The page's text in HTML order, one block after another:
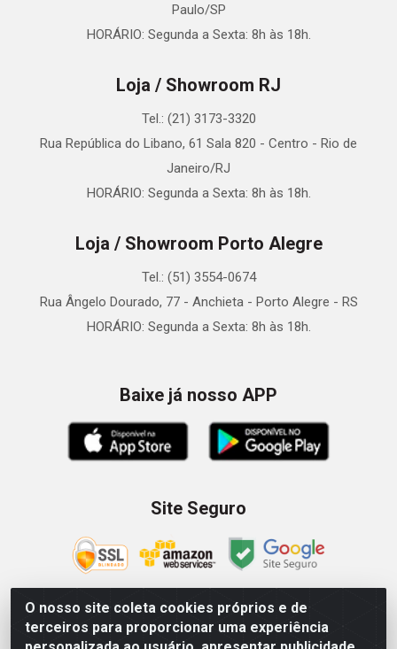
O nosso site coleta cookies próprios e de
terceiros para proporcionar uma experiência
Paulo/SP
HORÁRIO: Segunda a Sexta: 8h às 18h.
Loja / Showroom RJ
Tel.: (21) 3173-3320
Rua República do Libano, 61 Sala 820 - Centro - Rio de
Janeiro/RJ
HORÁRIO: Segunda a Sexta: 8h às 18h.
Loja / Showroom Porto Alegre
Tel.: (51) 3554-0674
Rua Ângelo Dourado, 77 - Anchieta - Porto Alegre - RS
HORÁRIO: Segunda a Sexta: 8h às 18h.
Baixe já nosso APP
Site Seguro
Zein Importação e Comércio LTDA - Av. Senador Queiróz, 274